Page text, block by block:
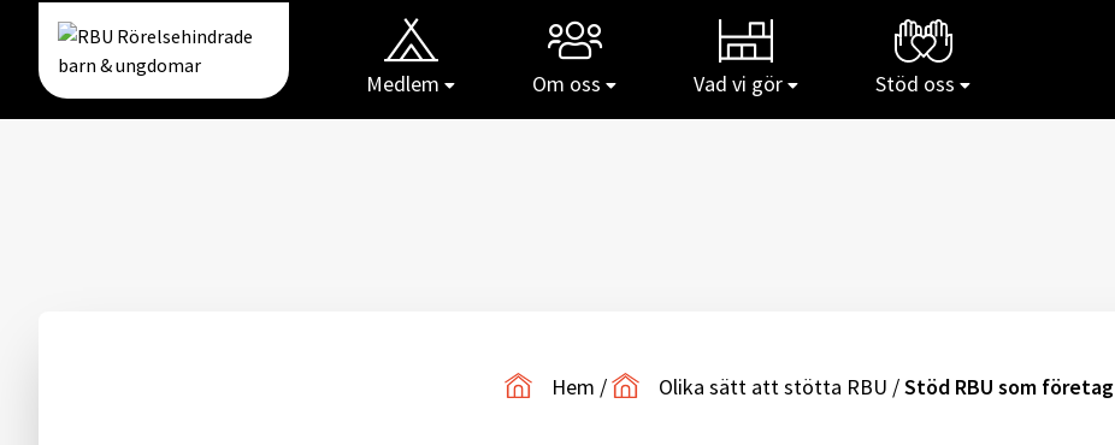
Gå till RBUs startsida Medlem Om oss Vad vi gör Stöd oss
Hem / Olika sätt att stötta RBU /Stöd RBU som företag